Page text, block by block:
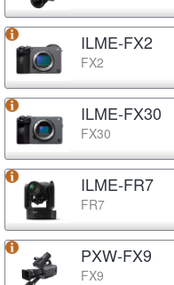
ILME-FX2
FX2
ILME-FX30
FX30
ILME-FR7
FR7
PXW-FX9
FX9